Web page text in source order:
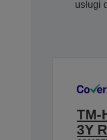
usługi
TM-
3Y